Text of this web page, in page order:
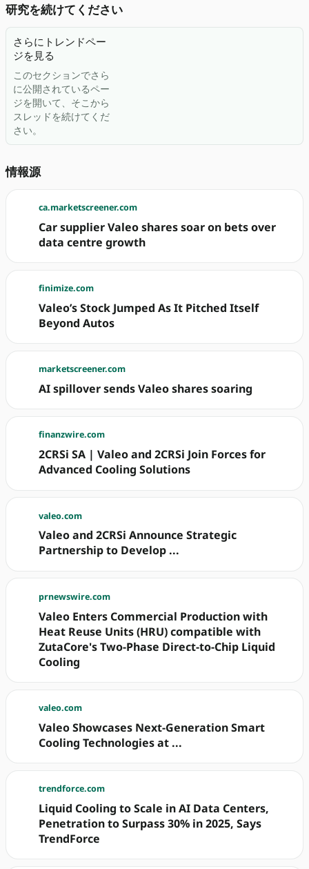
研究を続けてください
さらにトレンドペー
ジを見る
このセクションでさら
に公開されているペー
ジを開いて、そこから
スレッドを続けてくだ
さい。
情報源
ca.marketscreener.com
Car supplier Valeo shares soar on bets over
data centre growth
finimize.com
Valeo’s Stock Jumped As It Pitched Itself
Beyond Autos
marketscreener.com
AI spillover sends Valeo shares soaring
finanzwire.com
2CRSi SA | Valeo and 2CRSi Join Forces for
Advanced Cooling Solutions
valeo.com
Valeo and 2CRSi Announce Strategic
Partnership to Develop ...
prnewswire.com
Valeo Enters Commercial Production with
Heat Reuse Units (HRU) compatible with
ZutaCore's Two-Phase Direct-to-Chip Liquid
Cooling
valeo.com
Valeo Showcases Next-Generation Smart
Cooling Technologies at ...
trendforce.com
Liquid Cooling to Scale in AI Data Centers,
Penetration to Surpass 30% in 2025, Says
TrendForce